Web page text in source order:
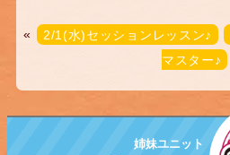
« 2/1(水)セッションレッスン♪
マスター♪
姉妹ユニット